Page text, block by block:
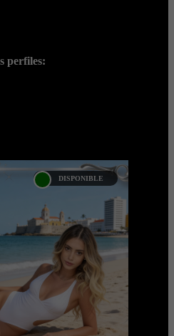
perfiles:
DISPONIBLE
NUEVA
pertenece a
Privado Platinum.
de modelos con un
perform ...